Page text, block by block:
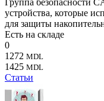
устройства, которые
для защиты
Есть на складе
0
1272 MDL
1425 MDL
Статьи